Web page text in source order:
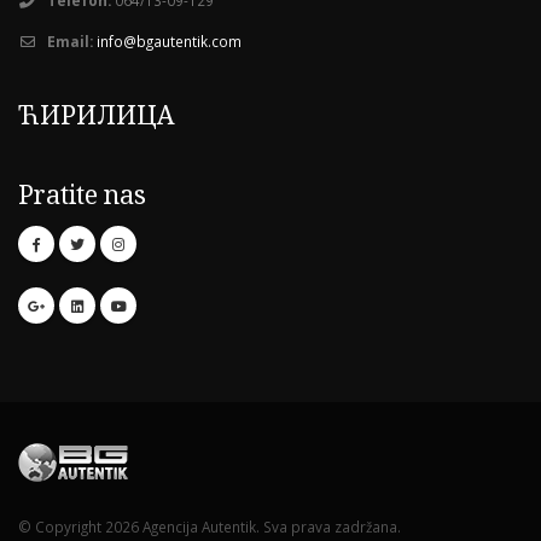
Email: info@bgautentik.com
ЋИРИЛИЦА
Pratite nas
© Copyright 2026 Agencija Autentik. Sva prava zadržana.